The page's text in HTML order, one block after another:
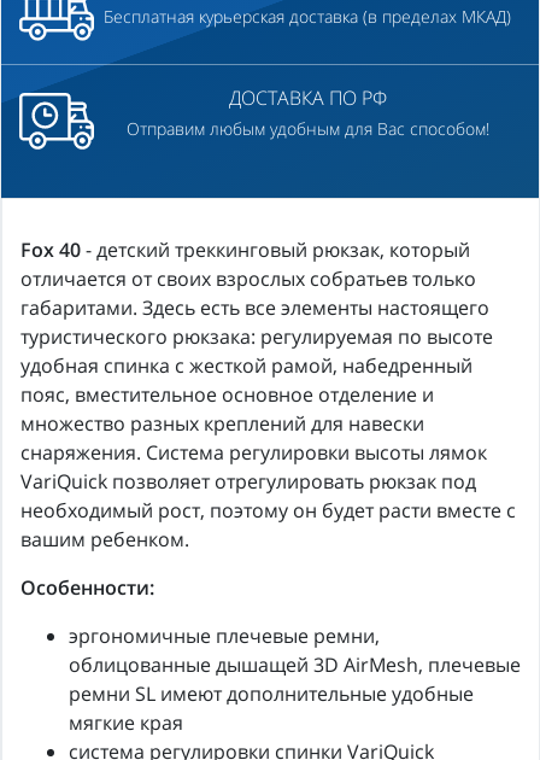
Бесплатная курьерская доставка (в пределах МКАД)
ДОСТАВКА ПО РФ
Отправим любым удобным для Вас способом!
Fox 40- детский треккинговый рюкзак, который
отличается от своих взрослых собратьев только
габаритами. Здесь есть все элементы настоящего
туристического рюкзака: регулируемая по высоте
удобная спинка с жесткой рамой, набедренный
пояс, вместительное основное отделение и
множество разных креплений для навески
снаряжения. Система регулировки высоты лямок
VariQuick позволяет отрегулировать рюкзак под
необходимый рост, поэтому он будет расти вместе с
вашим ребенком.
Особенности:
эргономичные плечевые ремни,
облицованные дышащей 3D AirMesh, плечевые
ремни SL имеют дополнительные удобные
мягкие края
система регулировки спинки VariQuick